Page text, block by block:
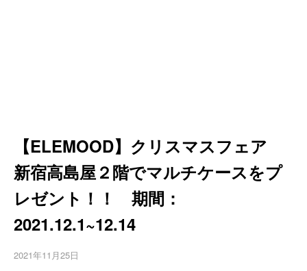
【ELEMOOD】クリスマスフェア
新宿高島屋２階でマルチケースをプ
レゼント！！ 期間：
2021.12.1~12.14
2021年11月25日